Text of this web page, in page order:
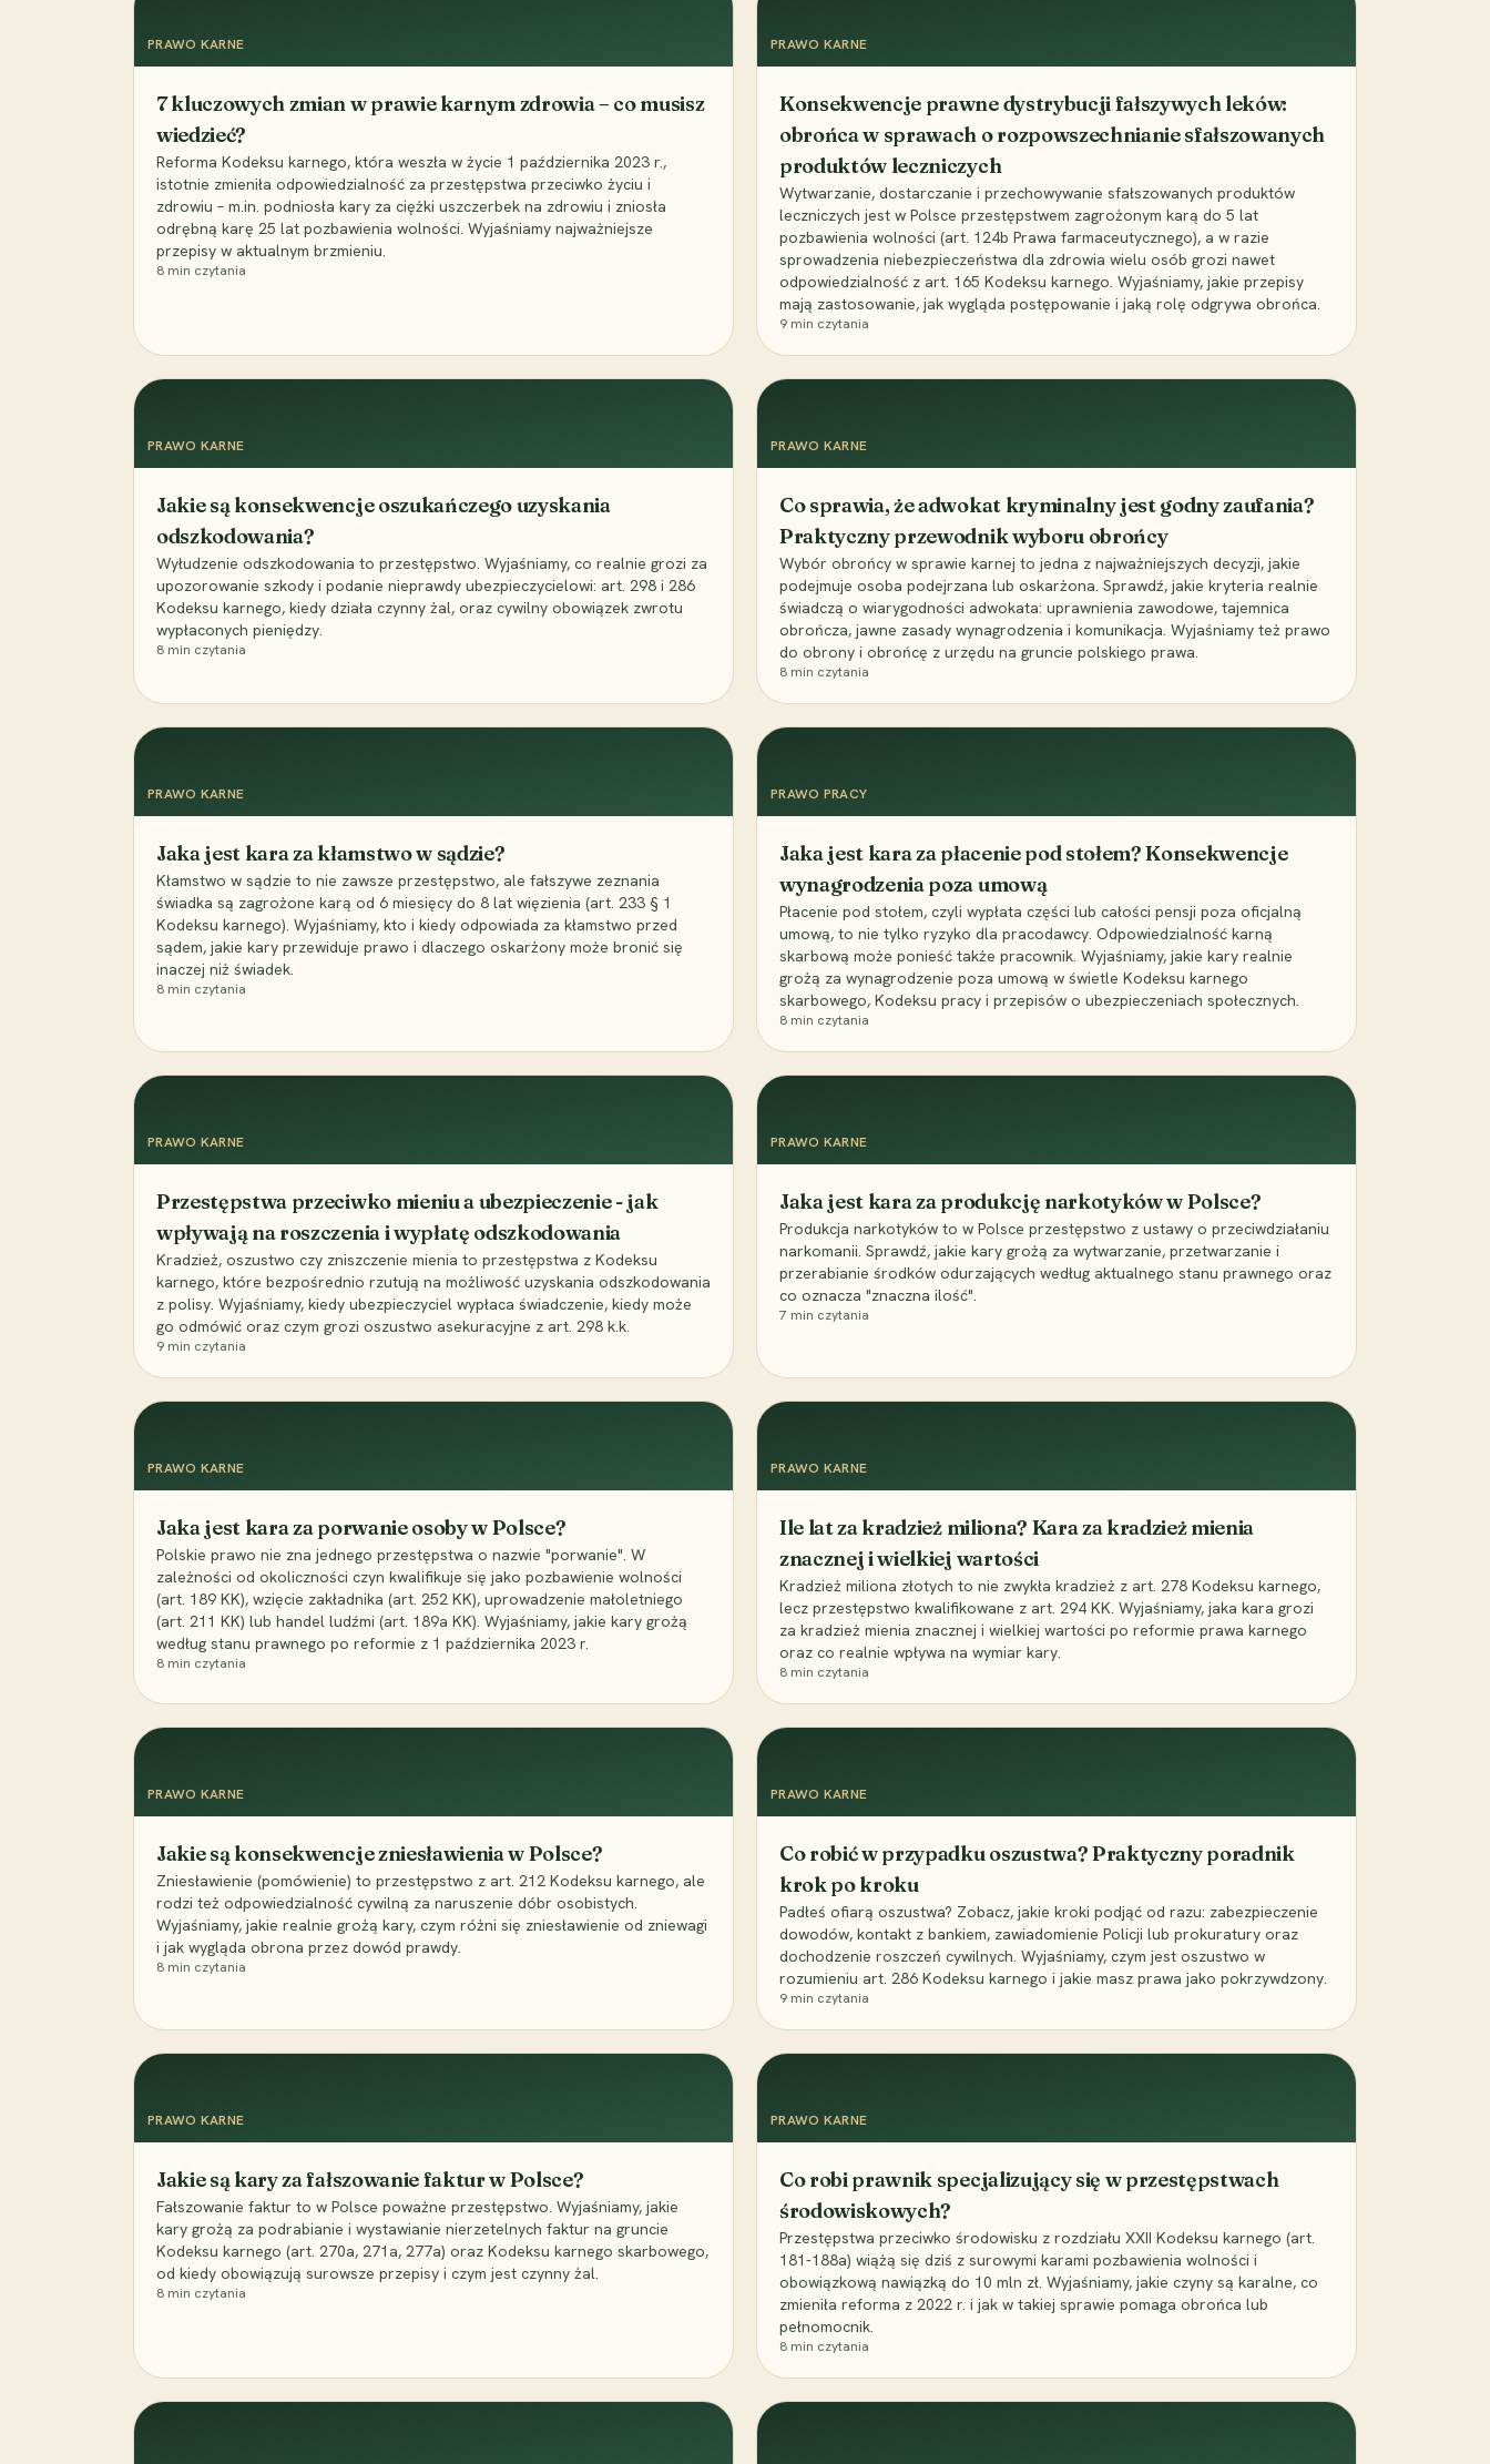
PRAWO KARNE
7 kluczowych zmian w prawie karnym zdrowia – co musisz
wiedzieć?
Reforma Kodeksu karnego, która weszła w życie 1 października 2023 r.,
istotnie zmieniła odpowiedzialność za przestępstwa przeciwko życiu i
zdrowiu – m.in. podniosła kary za ciężki uszczerbek na zdrowiu i zniosła
odrębną karę 25 lat pozbawienia wolności. Wyjaśniamy najważniejsze
przepisy w aktualnym brzmieniu.
8 min czytania
PRAWO KARNE
Konsekwencje prawne dystrybucji fałszywych leków:
obrońca w sprawach o rozpowszechnianie sfałszowanych
produktów leczniczych
Wytwarzanie, dostarczanie i przechowywanie sfałszowanych produktów
leczniczych jest w Polsce przestępstwem zagrożonym karą do 5 lat
pozbawienia wolności (art. 124b Prawa farmaceutycznego), a w razie
sprowadzenia niebezpieczeństwa dla zdrowia wielu osób grozi nawet
odpowiedzialność z art. 165 Kodeksu karnego. Wyjaśniamy, jakie przepisy
mają zastosowanie, jak wygląda postępowanie i jaką rolę odgrywa obrońca.
9 min czytania
PRAWO KARNE
Jakie są konsekwencje oszukańczego uzyskania
odszkodowania?
Wyłudzenie odszkodowania to przestępstwo. Wyjaśniamy, co realnie grozi za
upozorowanie szkody i podanie nieprawdy ubezpieczycielowi: art. 298 i 286
Kodeksu karnego, kiedy działa czynny żal, oraz cywilny obowiązek zwrotu
wypłaconych pieniędzy.
8 min czytania
PRAWO KARNE
Co sprawia, że adwokat kryminalny jest godny zaufania?
Praktyczny przewodnik wyboru obrońcy
Wybór obrońcy w sprawie karnej to jedna z najważniejszych decyzji, jakie
podejmuje osoba podejrzana lub oskarżona. Sprawdź, jakie kryteria realnie
świadczą o wiarygodności adwokata: uprawnienia zawodowe, tajemnica
obrończa, jawne zasady wynagrodzenia i komunikacja. Wyjaśniamy też prawo
do obrony i obrońcę z urzędu na gruncie polskiego prawa.
8 min czytania
PRAWO KARNE
Jaka jest kara za kłamstwo w sądzie?
Kłamstwo w sądzie to nie zawsze przestępstwo, ale fałszywe zeznania
świadka są zagrożone karą od 6 miesięcy do 8 lat więzienia (art. 233 § 1
Kodeksu karnego). Wyjaśniamy, kto i kiedy odpowiada za kłamstwo przed
sądem, jakie kary przewiduje prawo i dlaczego oskarżony może bronić się
inaczej niż świadek.
8 min czytania
PRAWO PRACY
Jaka jest kara za płacenie pod stołem? Konsekwencje
wynagrodzenia poza umową
Płacenie pod stołem, czyli wypłata części lub całości pensji poza oficjalną
umową, to nie tylko ryzyko dla pracodawcy. Odpowiedzialność karną
skarbową może ponieść także pracownik. Wyjaśniamy, jakie kary realnie
grożą za wynagrodzenie poza umową w świetle Kodeksu karnego
skarbowego, Kodeksu pracy i przepisów o ubezpieczeniach społecznych.
8 min czytania
PRAWO KARNE
Przestępstwa przeciwko mieniu a ubezpieczenie - jak
wpływają na roszczenia i wypłatę odszkodowania
Kradzież, oszustwo czy zniszczenie mienia to przestępstwa z Kodeksu
karnego, które bezpośrednio rzutują na możliwość uzyskania odszkodowania
z polisy. Wyjaśniamy, kiedy ubezpieczyciel wypłaca świadczenie, kiedy może
go odmówić oraz czym grozi oszustwo asekuracyjne z art. 298 k.k.
9 min czytania
PRAWO KARNE
Jaka jest kara za produkcję narkotyków w Polsce?
Produkcja narkotyków to w Polsce przestępstwo z ustawy o przeciwdziałaniu
narkomanii. Sprawdź, jakie kary grożą za wytwarzanie, przetwarzanie i
przerabianie środków odurzających według aktualnego stanu prawnego oraz
co oznacza "znaczna ilość".
7 min czytania
PRAWO KARNE
Jaka jest kara za porwanie osoby w Polsce?
Polskie prawo nie zna jednego przestępstwa o nazwie "porwanie". W
zależności od okoliczności czyn kwalifikuje się jako pozbawienie wolności
(art. 189 KK), wzięcie zakładnika (art. 252 KK), uprowadzenie małoletniego
(art. 211 KK) lub handel ludźmi (art. 189a KK). Wyjaśniamy, jakie kary grożą
według stanu prawnego po reformie z 1 października 2023 r.
8 min czytania
PRAWO KARNE
Ile lat za kradzież miliona? Kara za kradzież mienia
znacznej i wielkiej wartości
Kradzież miliona złotych to nie zwykła kradzież z art. 278 Kodeksu karnego,
lecz przestępstwo kwalifikowane z art. 294 KK. Wyjaśniamy, jaka kara grozi
za kradzież mienia znacznej i wielkiej wartości po reformie prawa karnego
oraz co realnie wpływa na wymiar kary.
8 min czytania
PRAWO KARNE
Jakie są konsekwencje zniesławienia w Polsce?
Zniesławienie (pomówienie) to przestępstwo z art. 212 Kodeksu karnego, ale
rodzi też odpowiedzialność cywilną za naruszenie dóbr osobistych.
Wyjaśniamy, jakie realnie grożą kary, czym różni się zniesławienie od zniewagi
i jak wygląda obrona przez dowód prawdy.
8 min czytania
PRAWO KARNE
Co robić w przypadku oszustwa? Praktyczny poradnik
krok po kroku
Padłeś ofiarą oszustwa? Zobacz, jakie kroki podjąć od razu: zabezpieczenie
dowodów, kontakt z bankiem, zawiadomienie Policji lub prokuratury oraz
dochodzenie roszczeń cywilnych. Wyjaśniamy, czym jest oszustwo w
rozumieniu art. 286 Kodeksu karnego i jakie masz prawa jako pokrzywdzony.
9 min czytania
PRAWO KARNE
Jakie są kary za fałszowanie faktur w Polsce?
Fałszowanie faktur to w Polsce poważne przestępstwo. Wyjaśniamy, jakie
kary grożą za podrabianie i wystawianie nierzetelnych faktur na gruncie
Kodeksu karnego (art. 270a, 271a, 277a) oraz Kodeksu karnego skarbowego,
od kiedy obowiązują surowsze przepisy i czym jest czynny żal.
8 min czytania
PRAWO KARNE
Co robi prawnik specjalizujący się w przestępstwach
środowiskowych?
Przestępstwa przeciwko środowisku z rozdziału XXII Kodeksu karnego (art.
181-188a) wiążą się dziś z surowymi karami pozbawienia wolności i
obowiązkową nawiązką do 10 mln zł. Wyjaśniamy, jakie czyny są karalne, co
zmieniła reforma z 2022 r. i jak w takiej sprawie pomaga obrońca lub
pełnomocnik.
8 min czytania